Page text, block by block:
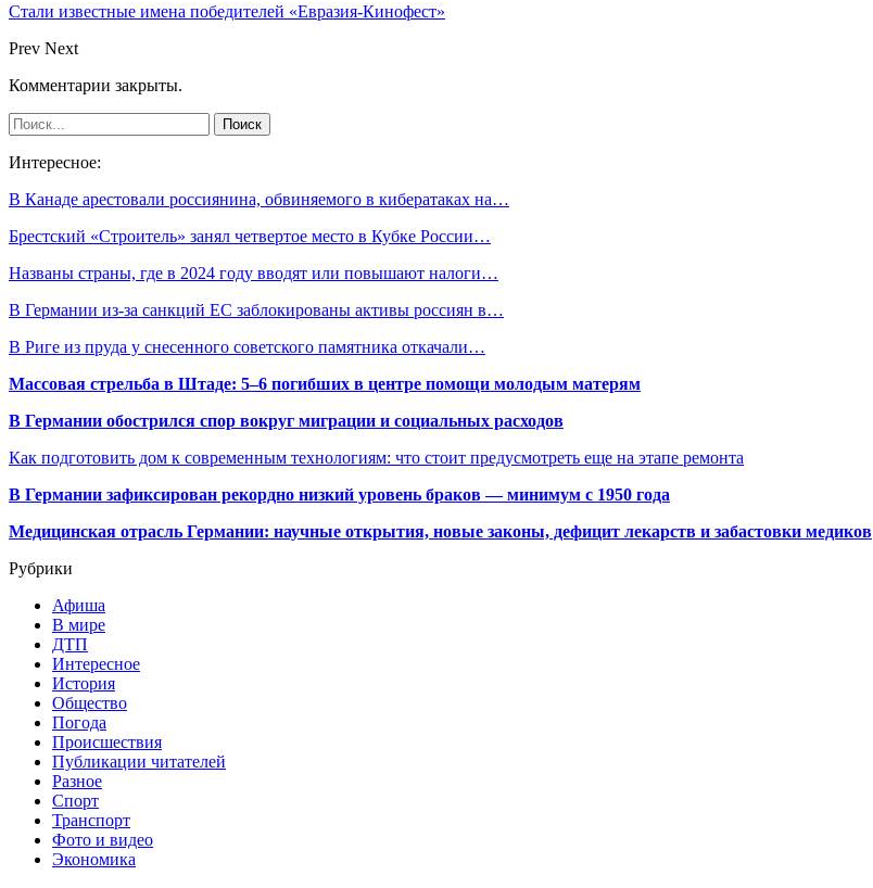
Стали известные имена победителей «Евразия-Кинофест»
Prev Next
Комментарии закрыты.
Интересное:
В Канаде арестовали россиянина, обвиняемого в кибератаках на…
Брестский «Строитель» занял четвертое место в Кубке России…
Названы страны, где в 2024 году вводят или повышают налоги…
В Германии из-за санкций ЕС заблокированы активы россиян в…
В Риге из пруда у снесенного советского памятника откачали…
Массовая стрельба в Штаде: 5–6 погибших в центре помощи молодым матерям
В Германии обострился спор вокруг миграции и социальных расходов
Как подготовить дом к современным технологиям: что стоит предусмотреть еще на этапе ремонта
В Германии зафиксирован рекордно низкий уровень браков — минимум с 1950 года
Медицинская отрасль Германии: научные открытия, новые законы, дефицит лекарств и забастовки медиков
Рубрики
Афиша
В мире
ДТП
Интересное
История
Общество
Погода
Происшествия
Публикации читателей
Разное
Спорт
Транспорт
Фото и видео
Экономика